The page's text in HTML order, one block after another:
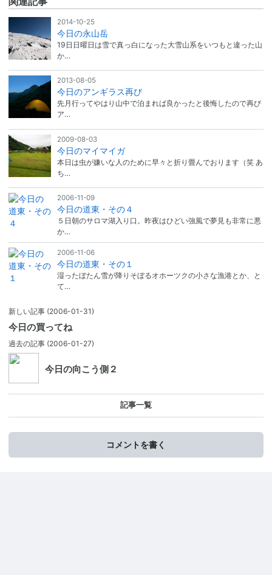
2014-10-25
今日の永山岳
19日日曜日は雪で真っ白になった大雪山系をいつもと違った山
か…
2013-08-05
今日のアンギラス再び
先月行ってやはり山中で泊まれば良かったと後悔したので再び
ア…
2009-08-03
今日のマイマイガ
本日は虫が嫌いな人のために早々と折り畳んでおります（笑 あ
ち…
2006-11-09
今日の道東・その４
５日朝のサロマ湖入り口。昨夜はひどい強風で夢見も非常に悪
か…
2006-11-06
今日の道東・その１
湿ったぼたん雪が降りそぼるオホーツクの小さな漁港とか、と
て…
新しい記事 (2006-01-31)
今日の買ってね
過去の記事 (2006-01-27)
今日の向こう側２
記事一覧
コメントを書く